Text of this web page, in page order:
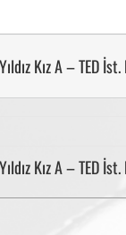
Kız A – TED
Kız A – TED